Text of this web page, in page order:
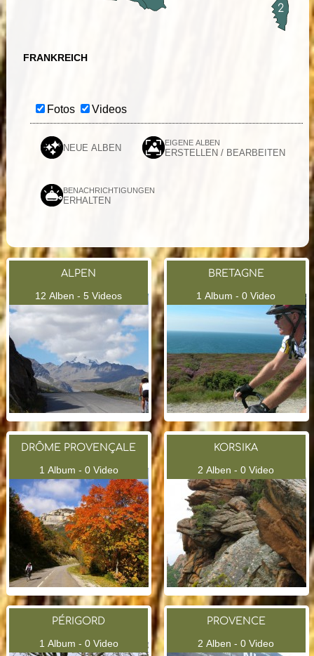
2
FRANKREICH
Fotos Videos
NEUE ALBEN EIGENE ALBEN
ERSTELLEN / BEARBEITEN
BENACHRICHTIGUNGEN
ERHALTEN
ALPEN
12 Alben - 5 Videos
BRETAGNE
1 Album - 0 Video
DRÔME PROVENÇALE
1 Album - 0 Video
KORSIKA
2 Alben - 0 Video
PÉRIGORD
1 Album - 0 Video
PROVENCE
2 Alben - 0 Video